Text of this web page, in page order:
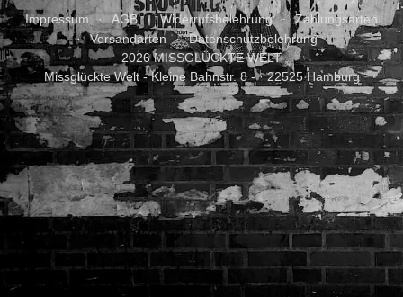
Impressum AGB Widerrufsbelehrung
Zahlungsarten
Versandarten
Datenschutzbelehrung
2026 MISSGLÜCKTE WELT
Missglückte Welt - Kleine Bahnstr. 8 - · 22525 Hamburg